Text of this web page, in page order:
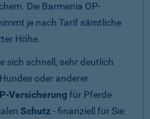
Die Barmenia OP-
je nach Tarif sämtliche
Höhe.
sich schnell, sehr deutlich
oder anderer
Versicherung für Pferde
Schutz- finanziell für Sie